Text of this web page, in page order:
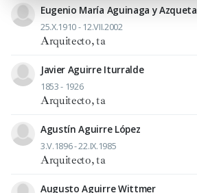
Eugenio María Aguinaga y Azqueta
25.X.1910 - 12.VII.2002
Arquitecto, ta
Javier Aguirre Iturralde
1853 - 1926
Arquitecto, ta
Agustín Aguirre López
3.V.1896 - 22.IX.1985
Arquitecto, ta
Augusto Aguirre Wittmer